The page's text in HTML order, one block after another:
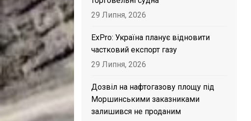
29 Липня, 2026
ExPro: Україна планує відновити
частковий експорт газу
29 Липня, 2026
Дозвіл на нафтогазову площу під
Моршинськими заказниками
залишився не проданим